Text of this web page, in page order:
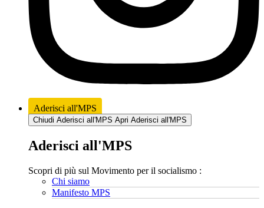
Aderisci all'MPS
Chiudi Aderisci all'MPS Apri Aderisci all'MPS
Aderisci all'MPS
Scopri di più sul Movimento per il socialismo :
Chi siamo
Manifesto MPS